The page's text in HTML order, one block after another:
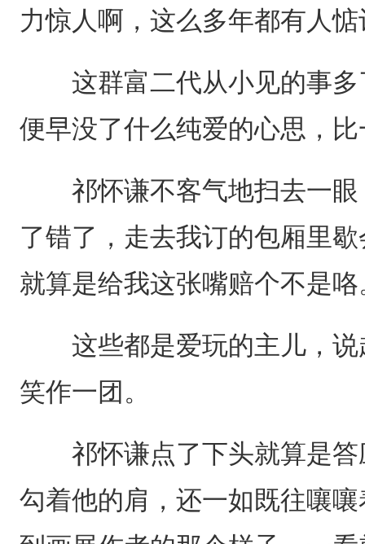
力惊人啊，这么多年都有人惦
这群富二代从小见的事多
便早没了什么纯爱的心思，
祁怀谦不客气地扫去一眼
了错了，走去我订的包厢里
就算是给我这张嘴赔个不是咯
这些都是爱玩的主儿，说
笑作一团。
祁怀谦点了下头就算是答
勾着他的肩，还一如既往嚷